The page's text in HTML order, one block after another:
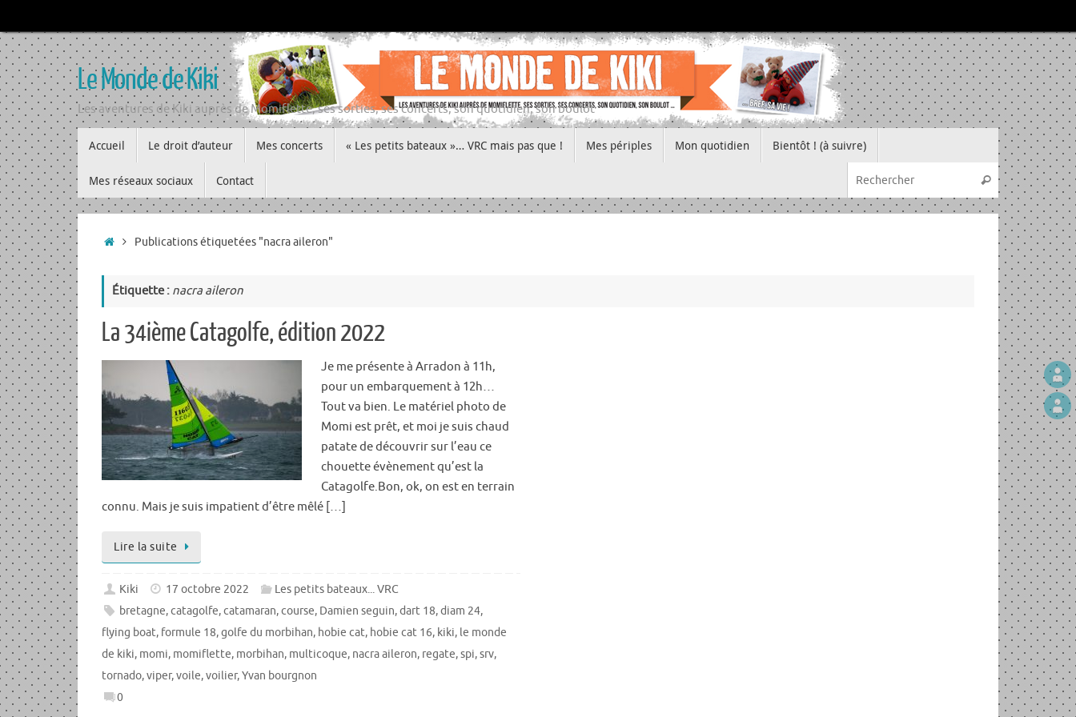
au
contenu
Le Monde de Kiki
Les aventures de Kiki auprès de Momiflette, ses sorties, ses concerts, son quotidien, son boulot
au
contenu
Accueil Le droit d’auteur Mes concerts « Les petits bateaux »… VRC mais pas que ! Mes périples Mon quotidien Bientôt ! (à suivre)
Mes réseaux sociaux Contact
Recherche
Rechercher
Accueil
Publications étiquetées "nacra aileron"
Étiquette : nacra aileron
La 34ième Catagolfe, édition 2022
Je me présente à Arradon à 11h,
pour un embarquement à 12h…
Tout va bien. Le matériel photo de
Momi est prêt, et moi je suis chaud
patate de découvrir sur l’eau ce
chouette évènement qu’est la
Catagolfe.Bon, ok, on est en terrain
connu. Mais je suis impatient d’être mêlé […]
Lire la suite
Kiki 17 octobre 2022
Les petits bateaux... VRC
bretagne,catagolfe,catamaran,course, Damien seguin,dart 18,diam 24,
flying boat, formule 18,golfe du morbihan, hobie cat, hobie cat 16, kiki, le monde
de kiki, momi, momiflette, morbihan, multicoque, nacra aileron, regate,spi,srv,
tornado,viper,voile,voilier,Yvan bourgnon
0